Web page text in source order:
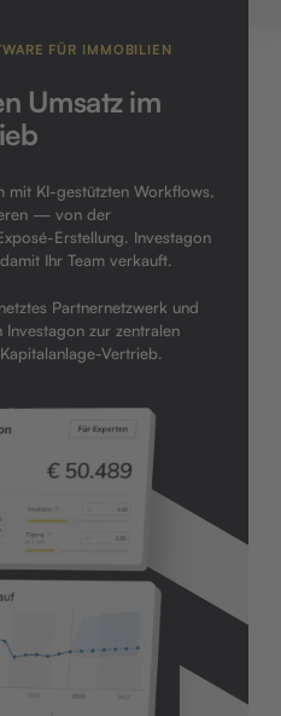
FÜR IMMOBILIEN
Umsatz im
mit KI-gestützten Workflows,
— von der
Erstellung. Investagon
Ihr Team verkauft.
Partnernetzwerk und
Investagon zur zentralen
Vertrieb.